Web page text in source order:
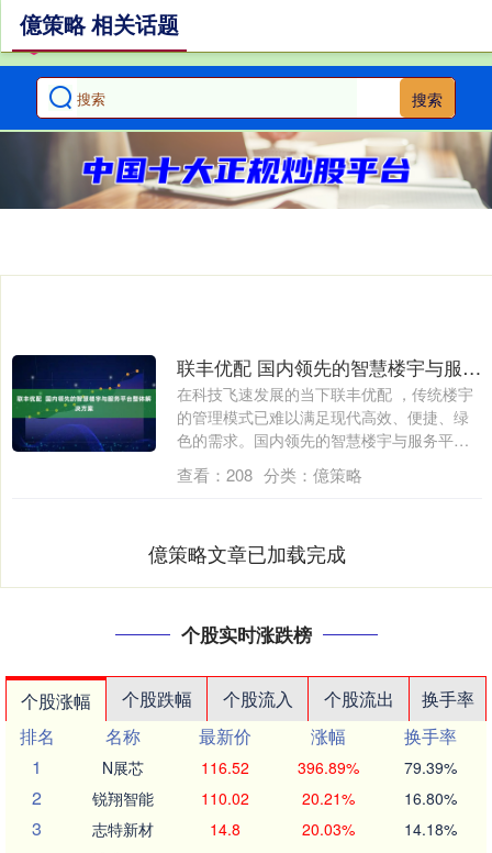
搜索
億策略 相关话题
联丰优配 国内领先的智慧楼宇与服务平台整体解决方案
在科技飞速发展的当下联丰优配 ，传统楼宇
的管理模式已难以满足现代高效、便捷、绿
色的需求。国内领先的智慧楼宇与服务平台
整体....
查看： 208 分类： 億策略
億策略文章已加载完成
个股实时涨跌榜
个股涨幅 个股跌幅 个股流入 个股流出
换手率
排名
名称 最新价 涨幅
换手率
1
N展芯 116.52 396.89% 79.39%
2 锐翔智能 110.02 20.21% 16.80%
3 志特新材 14.8 20.03% 14.18%